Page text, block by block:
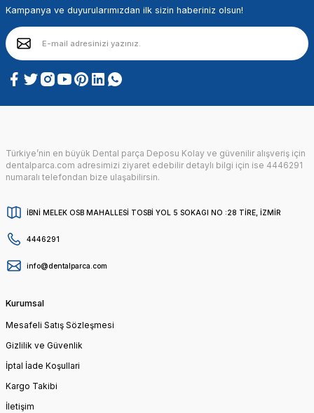
Kampanya ve duyurularımızdan ilk sizin haberiniz olsun!
Türkiye’nin en büyük Dental parça Deposu Kolay ve güvenilir alışveriş için
dentalparca.com adresimizi ziyaret edebilir detaylı bilgi için ise 4446291
numaralı telefondan bize ulaşabilirsin.
İBNİ MELEK OSB MAHALLESİ TOSBİ YOL 5 SOKAGI NO :28 TİRE, İZMİR
4446291
info@dentalparca.com
Kurumsal
Mesafeli Satış Sözleşmesi
Gizlilik ve Güvenlik
İptal İade Koşullari
Kargo Takibi
İletişim